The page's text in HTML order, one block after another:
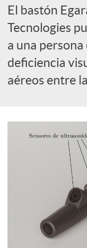
o
r
d
El bastón
Tecnologies
a una
deficiencia
aéreos entre